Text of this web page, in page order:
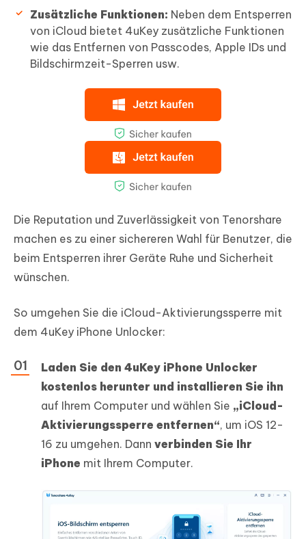
Zusätzliche Funktionen: Neben dem Entsperren
von iCloud bietet 4uKey zusätzliche Funktionen
wie das Entfernen von Passcodes, Apple IDs und
Bildschirmzeit-Sperren usw.
Die Reputation und Zuverlässigkeit von Tenorshare
machen es zu einer sichereren Wahl für Benutzer, die
beim Entsperren ihrer Geräte Ruhe und Sicherheit
wünschen.
So umgehen Sie die iCloud-Aktivierungssperre mit
dem 4uKey iPhone Unlocker:
Laden Sie den 4uKey iPhone Unlocker
kostenlos herunter und installieren Sie ihn
auf Ihrem Computer und wählen Sie „iCloud-
Aktivierungssperre entfernen“, um iOS 12-
16 zu umgehen. Dann verbinden Sie Ihr
iPhone mit Ihrem Computer.